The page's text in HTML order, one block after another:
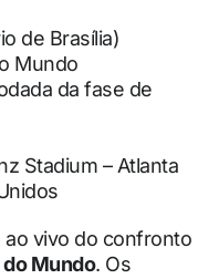
de Brasília)
Mundo
da fase de
Stadium – Atlanta
vivo do confronto
do Mundo. Os